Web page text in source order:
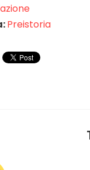
Preistoria